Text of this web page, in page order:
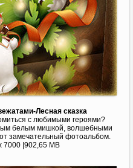
Лесная сказка
с любимыми героями?
белым мишкой, волшебными
замечательный фотоальбом.
7000 |902,65 MB